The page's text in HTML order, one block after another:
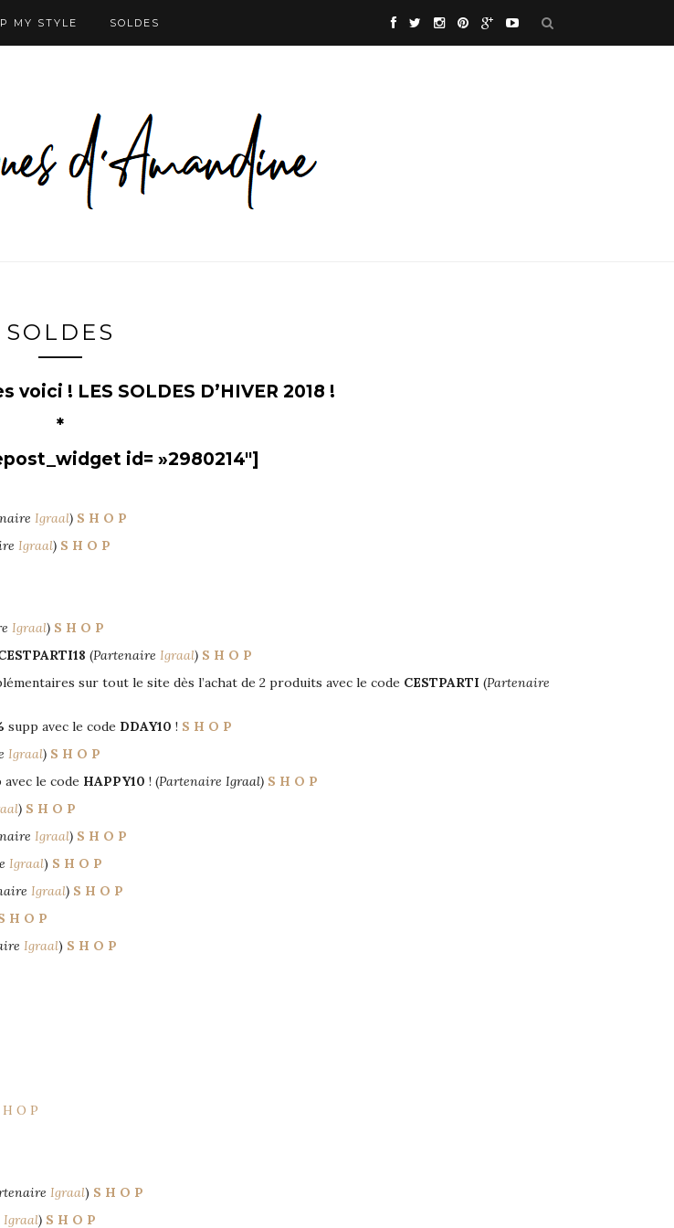
MY STYLE SOLDES
SOLDES
! LES SOLDES D’HIVER 2018 !
*
id= »2980214″]
Igraal) S H O P
Igraal) S H O P
Igraal) S H O P
(Partenaire Igraal) S H O P
sur tout le site dès l’achat de 2 produits avec le code CESTPARTI (Partenaire
supp avec le code DDAY10 ! S H O P
Igraal) S H O P
avec le code HAPPY10 ! (Partenaire Igraal) S H O P
) S H O P
Igraal) S H O P
Igraal) S H O P
Igraal) S H O P
H O P
Igraal) S H O P
H O P
Igraal) S H O P
Igraal) S H O P